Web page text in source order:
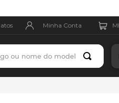
Minha Conta
ou nome do modelo